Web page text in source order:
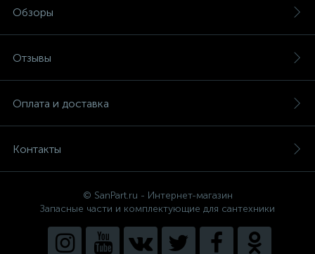
Обзоры
Отзывы
Оплата и доставка
Контакты
© SanPart.ru - Интернет-магазин
Запасные части и комплектующие для сантехники